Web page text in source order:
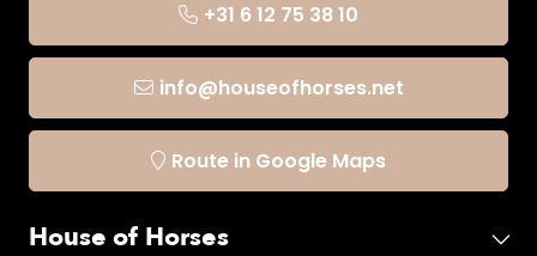
+31 6 12 75 38 10
info@houseofhorses.net
Route in Google Maps
House of Horses